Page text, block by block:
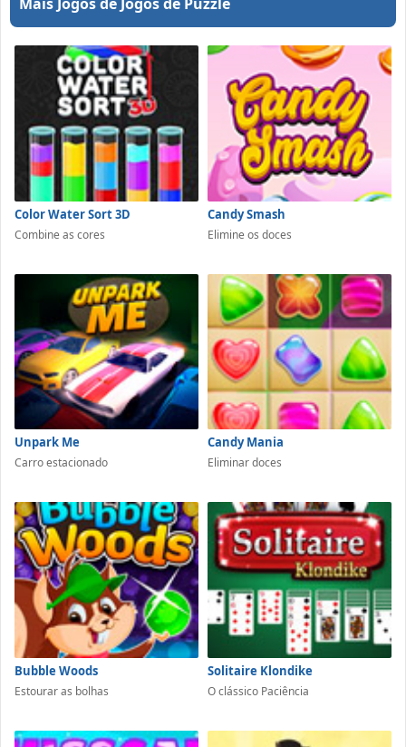
Color Water Sort 3D
Combine as cores
Candy Smash
Elimine os doces
Unpark Me
Carro estacionado
Candy Mania
Eliminar doces
Bubble Woods
Estourar as bolhas
Solitaire Klondike
O clássico Paciência